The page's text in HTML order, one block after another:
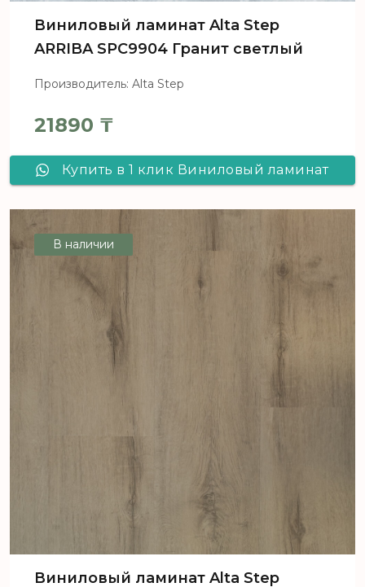
Виниловый ламинат Alta Step
ARRIBA SPC9904 Гранит светлый
Производитель: Alta Step
21890 ₸
Купить в 1 клик Виниловый ламинат
В наличии
Виниловый ламинат Alta Step